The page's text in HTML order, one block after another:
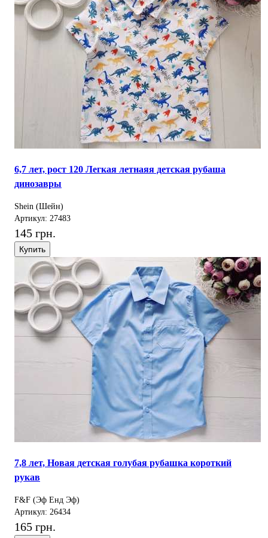
6,7 лет, рост 120 Легкая летнаяя детская рубаша
динозавры
Shein (Шейн)
Артикул: 27483
145 грн.
Купить
7,8 лет, Новая детская голубая рубашка короткий
рукав
F&F (Эф Енд Эф)
Артикул: 26434
165 грн.